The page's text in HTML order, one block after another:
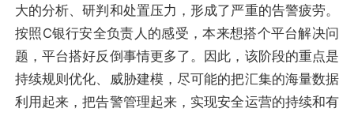
大的分析、研判和处置压力，形成了严重的告警疲劳。
按照C银行安全负责人的感受，本来想搭个平台解决问
题，平台搭好反倒事情更多了。因此，该阶段的重点是
持续规则优化、威胁建模，尽可能的把汇集的海量数据
利用起来，把告警管理起来，实现安全运营的持续和有